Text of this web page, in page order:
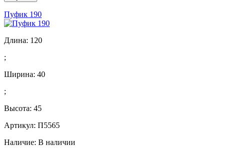
Пуфик 190
Длина: 120
;
Ширина: 40
;
Высота: 45
Артикул: П5565
Наличие: В наличии